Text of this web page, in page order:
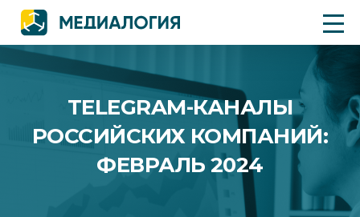
TELEGRAM-КАНАЛЫ
РОССИЙСКИХ КОМПАНИЙ:
ФЕВРАЛЬ 2024